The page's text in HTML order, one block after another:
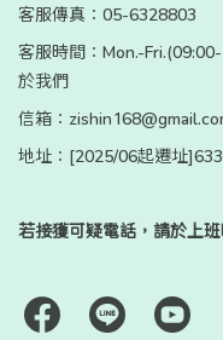
客服傳真：05-6328803
客服時間：Mon.-
於我們
信箱：
地址：[2025/06起遷址
若接獲可疑電話，請於上